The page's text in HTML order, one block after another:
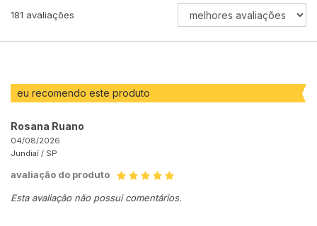
181 avaliações
ORDENAR
eu recomendo este produto
Rosana Ruano
04/08/2026
Jundiaí / SP
avaliação do produto
Esta avaliação não possui comentários.